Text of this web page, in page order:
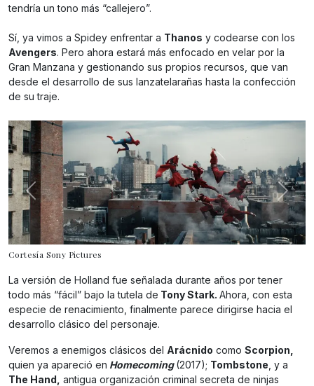
tendría un tono más “callejero”.
Sí, ya vimos a Spidey enfrentar a Thanos y codearse con los
Avengers. Pero ahora estará más enfocado en velar por la
Gran Manzana y gestionando sus propios recursos, que van
desde el desarrollo de sus lanzatelarañas hasta la confección
de su traje.
Cortesía Sony Pictures
La versión de Holland fue señalada durante años por tener
todo más “fácil” bajo la tutela de Tony Stark. Ahora, con esta
especie de renacimiento, finalmente parece dirigirse hacia el
desarrollo clásico del personaje.
Veremos a enemigos clásicos del Arácnido como Scorpion,
quien ya apareció en Homecoming (2017); Tombstone , y a
The Hand, antigua organización criminal secreta de ninjas